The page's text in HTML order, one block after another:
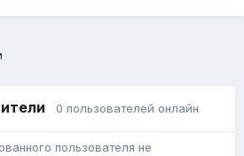
0 пользователей онлайн
пользователя не